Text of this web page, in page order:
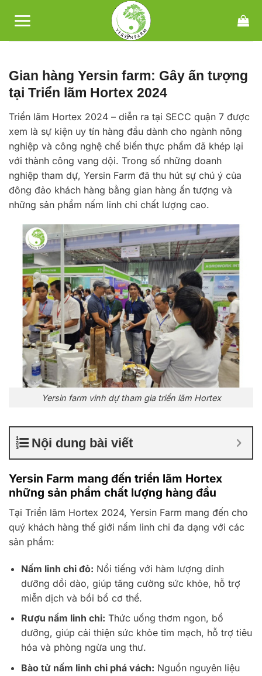
qua
Gian hàng Yersin farm: Gây ấn tượng
tại Triển lãm Hortex 2024
Triển lãm Hortex 2024 – diễn ra tại SECC quận 7 được
xem là sự kiện uy tín hàng đầu dành cho ngành nông
nghiệp và công nghệ chế biến thực phẩm đã khép lại
với thành công vang dội. Trong số những doanh
nghiệp tham dự, Yersin Farm đã thu hút sự chú ý của
đông đảo khách hàng bằng gian hàng ấn tượng và
những sản phẩm nấm linh chi chất lượng cao.
Yersin farm vinh dự tham gia triển lãm Hortex
Nội dung bài viết
Yersin Farm mang đến triển lãm Hortex
những sản phẩm chất lượng hàng đầu
Tại Triển lãm Hortex 2024, Yersin Farm mang đến cho
quý khách hàng thế giới nấm linh chi đa dạng với các
sản phẩm:
Nấm linh chi đỏ: Nổi tiếng với hàm lượng dinh
dưỡng dồi dào, giúp tăng cường sức khỏe, hỗ trợ
miễn dịch và bồi bổ cơ thể.
Rượu nấm linh chi: Thức uống thơm ngon, bổ
dưỡng, giúp cải thiện sức khỏe tim mạch, hỗ trợ tiêu
hóa và phòng ngừa ung thư.
Bào tử nấm linh chi phá vách: Nguồn nguyên liệu